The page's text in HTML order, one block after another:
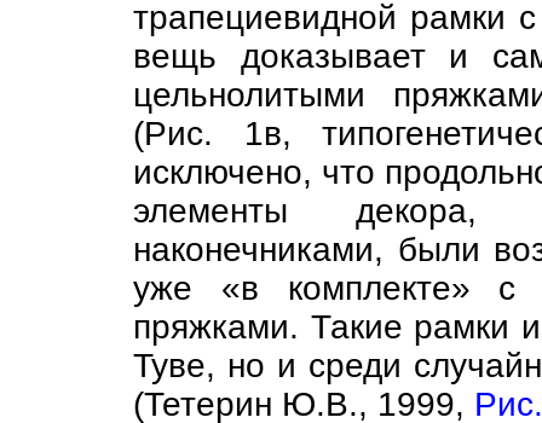
трапециевидной рамки
вещь доказывает и
цельнолитыми
(Рис. 1в,
исключено, что
элементы декора,
наконечниками, были
уже «в комплекте» с
пряжками. Такие рамки
Туве, но и среди
(Тетерин Ю.В., 1999,